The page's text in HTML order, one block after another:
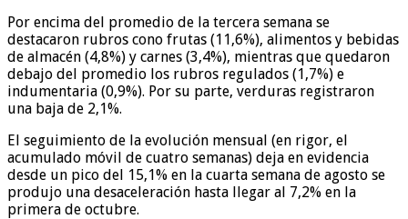
Por encima del promedio de la tercera semana se
destacaron rubros cono frutas (11,6%), alimentos y bebidas
de almacén (4,8%) y carnes (3,4%), mientras que quedaron
debajo del promedio los rubros regulados (1,7%) e
indumentaria (0,9%). Por su parte, verduras registraron
una baja de 2,1%.
El seguimiento de la evolución mensual (en rigor, el
acumulado móvil de cuatro semanas) deja en evidencia
desde un pico del 15,1% en la cuarta semana de agosto se
produjo una desaceleración hasta llegar al 7,2% en la
primera de octubre.